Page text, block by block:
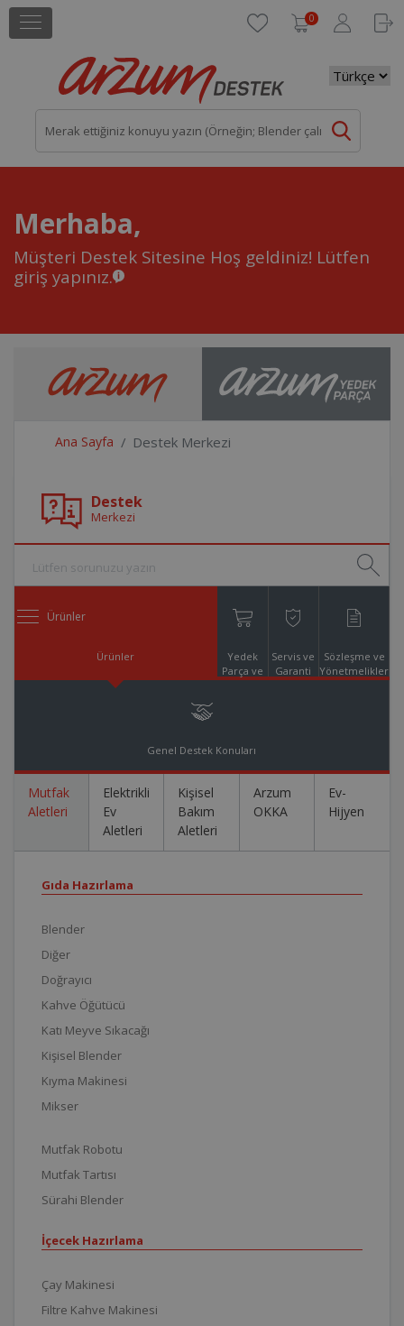
0
Merhaba,
Müşteri Destek Sitesine Hoş geldiniz! Lütfen
giriş yapınız.
Ana Sayfa Destek Merkezi
Destek
Merkezi
Ürünler
Ürünler
Yedek
Parça ve
Servis ve
Garanti
Sözleşme ve
Yönetmelikler
Genel Destek Konuları
Mutfak
Aletleri
Elektrikli
Ev
Aletleri
Kişisel
Bakım
Aletleri
Arzum
OKKA
Ev-
Hijyen
Gıda Hazırlama
Blender
Diğer
Doğrayıcı
Kahve Öğütücü
Katı Meyve Sıkacağı
Kişisel Blender
Kıyma Makinesi
Mikser
Mutfak Robotu
Mutfak Tartısı
Sürahi Blender
İçecek Hazırlama
Çay Makinesi
Filtre Kahve Makinesi